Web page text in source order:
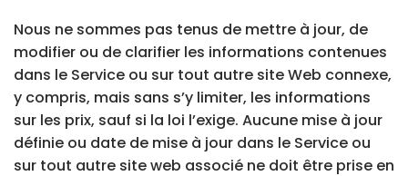
Nous ne sommes pas tenus de mettre à jour, de
modifier ou de clarifier les informations contenues
dans le Service ou sur tout autre site Web connexe,
y compris, mais sans s’y limiter, les informations
sur les prix, sauf si la loi l’exige. Aucune mise à jour
définie ou date de mise à jour dans le Service ou
sur tout autre site web associé ne doit être prise en